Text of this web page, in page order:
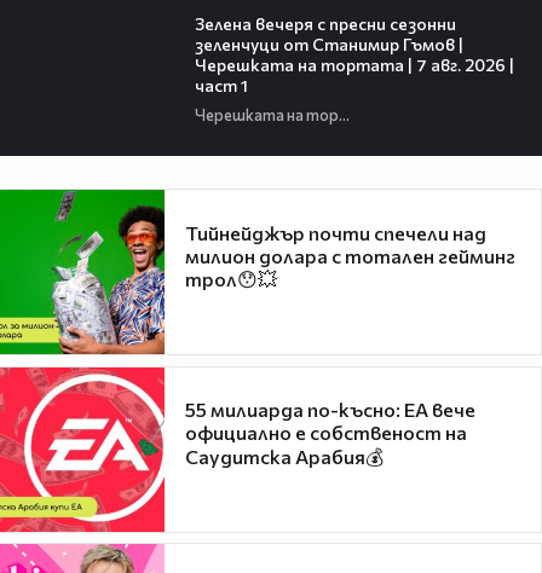
Зелена вечеря с пресни сезонни
зеленчуци от Станимир Гъмов |
Черешката на тортата | 7 авг. 2026 |
част 1
Черешката на тортата
Тийнейджър почти спечели над
милион долара с тотален гейминг
трол😯💥
55 милиарда по-късно: EA вече
официално е собственост на
Саудитска Арабия💰